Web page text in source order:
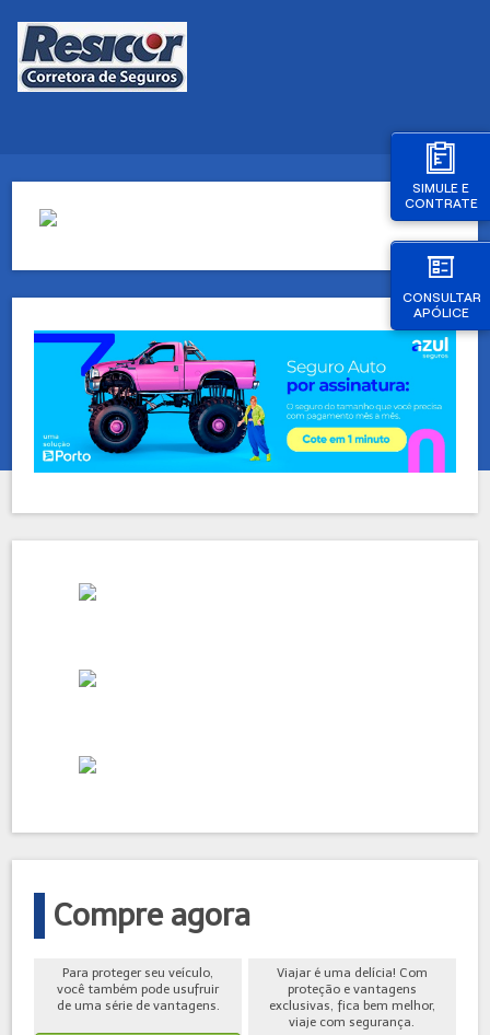
SIMULE E
CONTRATE
CONSULTAR
APÓLICE
Compre agora
Para proteger seu veículo,
você também pode usufruir
de uma série de vantagens.
Viajar é uma delícia! Com
proteção e vantagens
exclusivas, fica bem melhor,
viaje com segurança.